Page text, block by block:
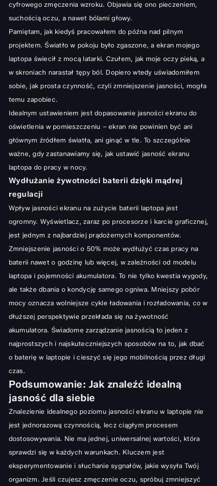
cyfrowego zmęczenia wzroku. Objawia się ono pieczeniem,
suchością oczu, a nawet bólami głowy.
Pamiętam, jak kiedyś pracowałem do późna nad pilnym
projektem. Światło w pokoju było zgaszone, a ekran mojego
laptopa świecił z mocą latarki. Czułem, jak moje oczy pieką, a
w skroniach narastał tępy ból. Dopiero wtedy uświadomiłem
sobie, jak prosta czynność, czyli zmniejszenie jasności, mogła
temu zapobiec.
Idealnym ustawieniem jest dopasowanie jasności ekranu do
oświetlenia w pomieszczeniu – ekran nie powinien być ani
głównym źródłem światła, ani ginąć w tle. To szczególnie
ważne, gdy zastanawiamy się, jak ustawić jasność ekranu
laptopa do pracy w nocy.
Wydłużanie żywotności baterii dzięki mądrej
regulacji
Wpływ jasności ekranu na zużycie baterii laptopa jest
ogromny. Wyświetlacz, zaraz po procesorze i karcie graficznej,
jest jednym z najbardziej prądożernych komponentów.
Zmniejszenie jasności o 50% może wydłużyć czas pracy na
baterii nawet o godzinę lub więcej, w zależności od modelu
laptopa i pojemności akumulatora. To nie tylko kwestia wygody,
ale także dbania o kondycję samego ogniwa. Mniejszy pobór
mocy oznacza wolniejsze cykle ładowania i rozładowania, co w
dłuższej perspektywie przekłada się na żywotność
akumulatora. Świadome zarządzanie jasnością to jeden z
najprostszych i najskuteczniejszych sposobów na to, jak dbać
o baterię w laptopie i cieszyć się jego mobilnością przez długi
czas.
Podsumowanie: Jak znaleźć idealną
jasność dla siebie
Znalezienie idealnego poziomu jasności ekranu w laptopie nie
jest jednorazową czynnością, lecz ciągłym procesem
dostosowywania. Nie ma jednej, uniwersalnej wartości, która
sprawdzi się w każdych warunkach. Kluczem jest
eksperymentowanie i słuchanie sygnałów, jakie wysyła Twój
organizm. Jeśli czujesz zmęczenie oczu, spróbuj zmniejszyć